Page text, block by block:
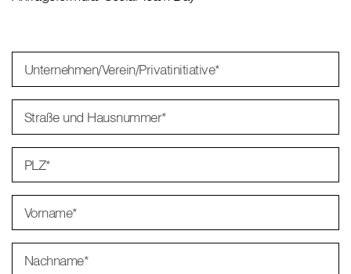
Unternehmen/Verein/Privatinitiative*
Straße und Hausnummer*
PLZ*
Vorname*
Nachname*